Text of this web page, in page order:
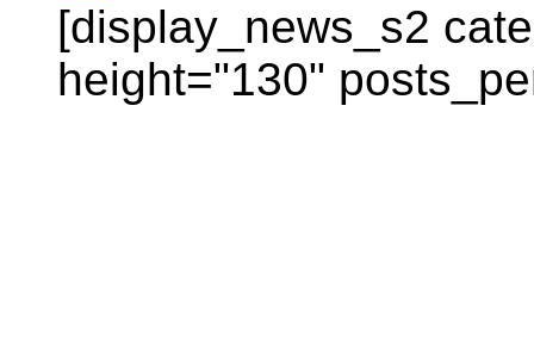
[display_news_s2
height="130"